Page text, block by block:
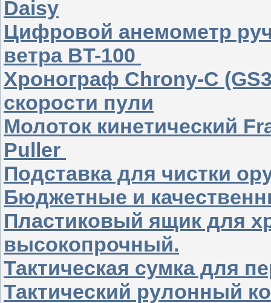
Daisy
Цифровой анемометр
ветра BT-100
Хронограф Chrony-C
скорости пули
Молоток кинетический
Puller
Подставка для чистки
Бюджетные и
Пластиковый ящик для
высокопрочный.
Тактическая сумка для
Тактический рулонный